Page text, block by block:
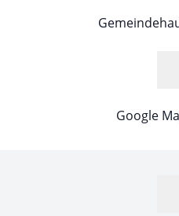
Google